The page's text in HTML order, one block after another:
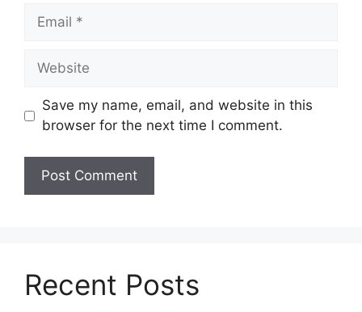
Email
Website
Save my name, email, and website in this
browser for the next time I comment.
Recent Posts